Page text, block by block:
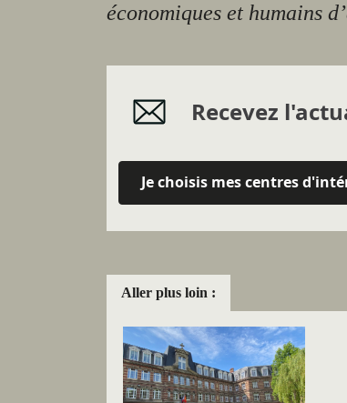
économiques et humains
Recevez
Je choisis mes centres
Aller plus loin :